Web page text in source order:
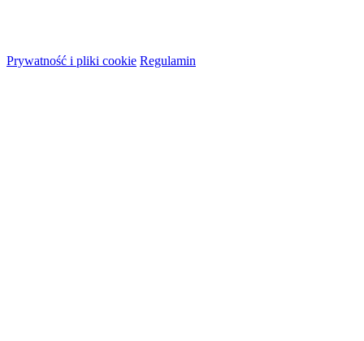
Prywatność i pliki cookie Regulamin